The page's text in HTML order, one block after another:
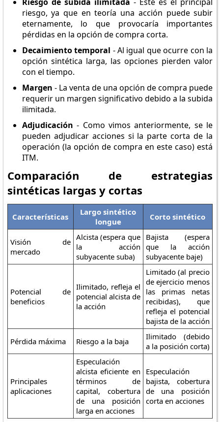
riesgo, ya que en teoría una acción puede subir
eternamente, lo que provocaría importantes
pérdidas en la opción de compra corta.
Decaimiento temporal - Al igual que ocurre con la
opción sintética larga, las opciones pierden valor
con el tiempo.
Margen - La venta de una opción de compra puede
requerir un margen significativo debido a la subida
ilimitada.
Adjudicación - Como vimos anteriormente, se le
pueden adjudicar acciones si la parte corta de la
operación (la opción de compra en este caso) está
ITM.
Comparación de estrategias
sintéticas largas y cortas
Características
Largo sintético
longue
Corto sintético
Visión de
mercado
Alcista (espera que
la acción
subyacente suba)
Bajista (espera
que la acción
subyacente baje)
Potencial de
beneficios
Ilimitado, refleja el
potencial alcista de
la acción
Limitado (al precio
de ejercicio menos
las primas netas
recibidas), que
refleja el potencial
bajista de la acción
Pérdida máxima Riesgo a la baja
Ilimitado (debido
a la posición corta)
Principales
aplicaciones
Especulación
alcista eficiente en
términos de
capital, cobertura
de una posición
larga en acciones
Especulación
bajista, cobertura
de una posición
corta en acciones